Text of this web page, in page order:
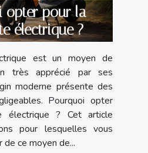
opter pour la
électrique ?
est un moyen de
très apprécié par ses
moderne présente des
Pourquoi opter
électrique ? Cet article
pour lesquelles vous
ce moyen de...